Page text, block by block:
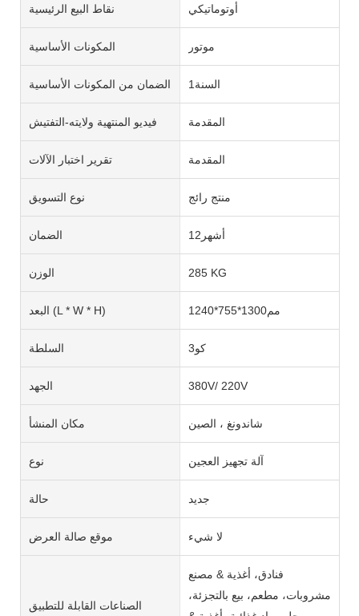
نقاط البيع الرئيسية أوتوماتيكي
المكونات الأساسية موتور
الضمان من المكونات الأساسية السنة1
فيديو المنتهية ولايته-التفتيش المقدمة
تقرير اختبار الآلات المقدمة
نوع التسويق منتج رائج
الضمان أشهر12
الوزن 285 KG
البعد (L * W * H) مم1300*755*1240
السلطة كو3
الجهد 380V/ 220V
مكان المنشأ شاندونغ ، الصين
نوع آلة تجهيز العجين
حالة جديد
موقع صالة العرض لا شيء
الصناعات القابلة للتطبيق
فنادق، أغذية & مصنع
مشروبات، مطعم، بيع بالتجزئة،